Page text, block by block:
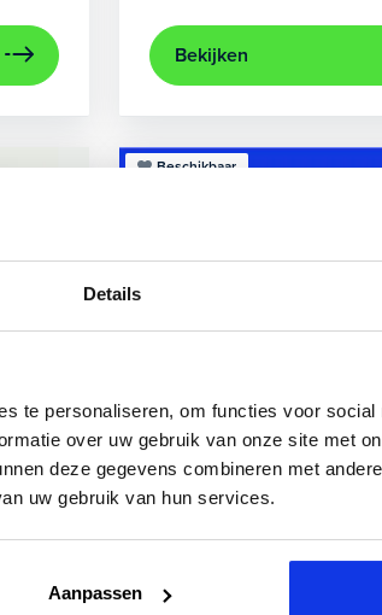
Details
te personaliseren, om functies voor social
over uw gebruik van onze site met
deze gegevens combineren met
uw gebruik van hun services.
Aanpassen
Bekijken
lichtmetalen
Beschikbaar
Audi A3
Sportback 40 TFSIe Plug-In
achteruitrijcamera
Kopen